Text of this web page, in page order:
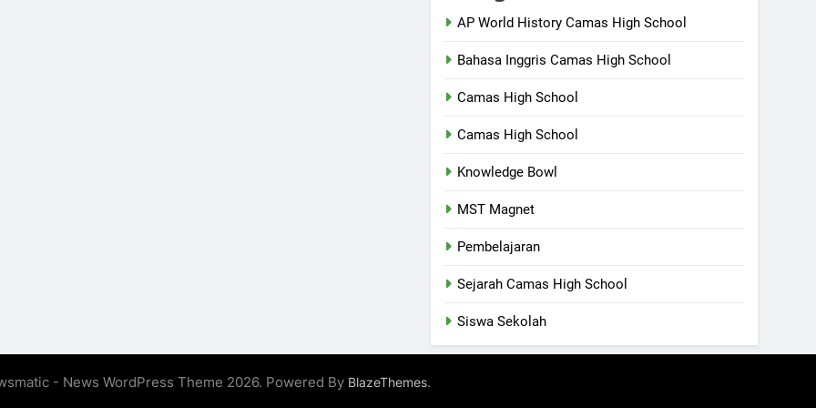
AP World History Camas High School
Bahasa Inggris Camas High School
Camas High School
Camas High School
Knowledge Bowl
MST Magnet
Pembelajaran
Sejarah Camas High School
Siswa Sekolah
- News WordPress Theme 2026. Powered By BlazeThemes.